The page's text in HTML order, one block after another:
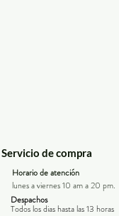
Servicio de compra
Horario de atención
lunes a viernes 10 am a 20 pm.
Despachos
Todos los dias hasta las 13 horas